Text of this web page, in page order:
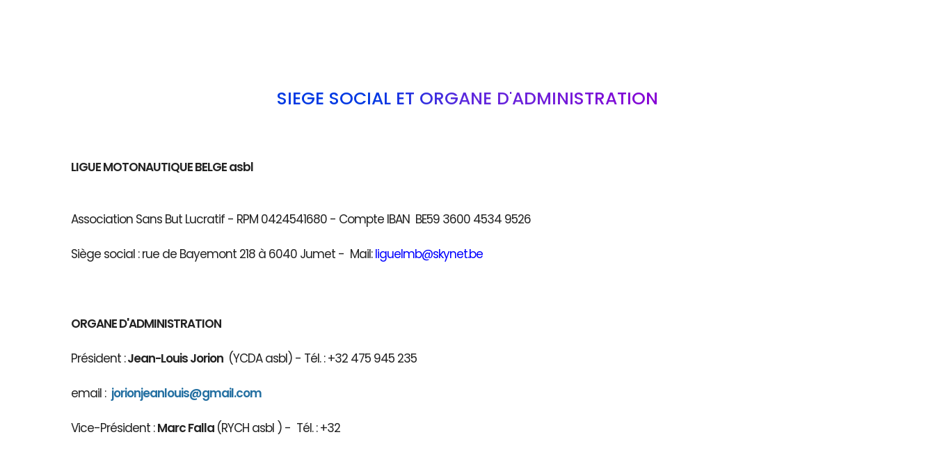
SIÈGE SOCIAL ET ORGANE D'ADMINISTRATION
LIGUE MOTONAUTIQUE BELGE asbl
Association Sans But Lucratif - RPM 0424541680 - Compte IBAN BE59 3600 4534 9526
Siège social : rue de Bayemont 218 à 6040 Jumet - Mail:liguelmb@skynet.be
ORGANE D'ADMINISTRATION
Président :Jean-Louis Jorion (YCDA asbl) - Tél. : +32 475 945 235
email : jorionjeanlouis@gmail.com
Vice-Président :Marc Falla (RYCH asbl ) - Tél. : +32